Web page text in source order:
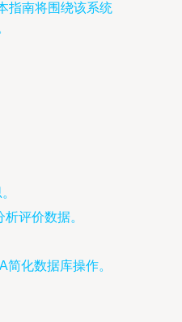
指南将围绕该系统
评价数据。
化数据库操作。